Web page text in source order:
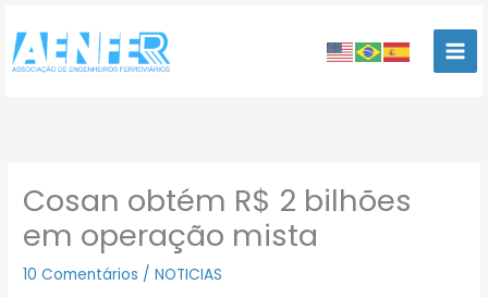
para
conteúdo
Cosan obtém R$ 2 bilhões
em operação mista
10 Comentários /NOTICIAS